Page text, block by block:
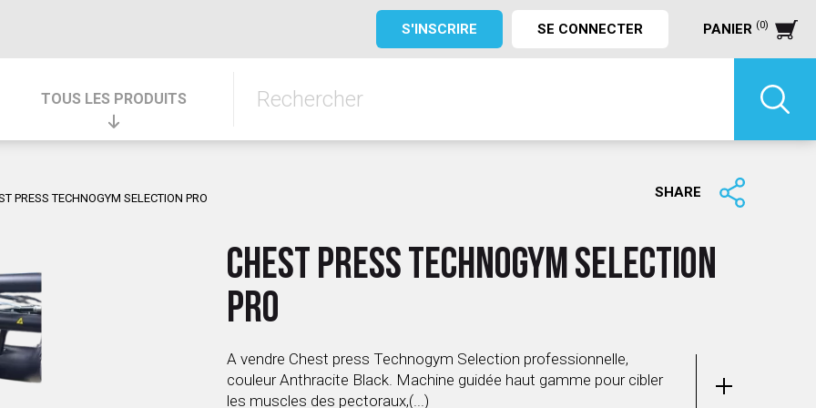
S'INSCRIRE SE CONNECTER PANIER (0)
TOUS LES PRODUITS
PRESS TECHNOGYM SELECTION PRO SHARE
CHEST PRESS TECHNOGYM SELECTION
PRO
A vendre Chest press Technogym Selection professionnelle,
couleur Anthracite Black. Machine guidée haut gamme pour cibler
les muscles des pectoraux,(...)